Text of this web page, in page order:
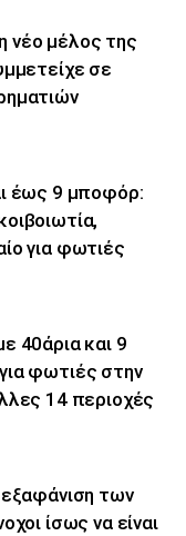
νέο μέλος της
σε
έως 9 μποφόρ:
για φωτιές
40άρια και 9
φωτιές στην
14 περιοχές
των
ίσως να είναι